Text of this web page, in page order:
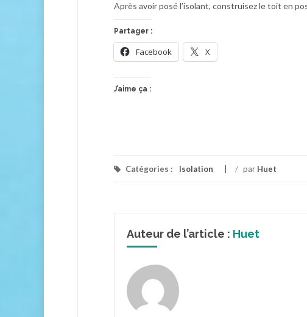
Après avoir posé l’isolant, construisez le toit en
Partager :
Facebook X
J’aime ça :
Catégories : Isolation / par Huet
Auteur de l’article : Huet